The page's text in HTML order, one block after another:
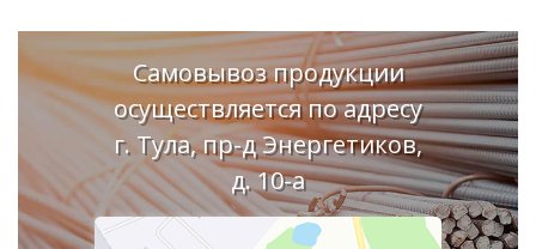
Самовывоз продукции
осуществляется по адресу
г. Тула, пр-д Энергетиков,
д. 10-а